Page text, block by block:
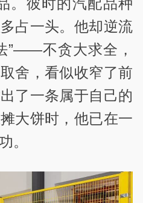
。彼时的汽配品种
占一头。他却逆流
”——不贪大求全，
舍，看似收窄了前
了一条属于自己的
大饼时，他已在一
。